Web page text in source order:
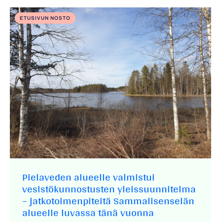
ETUSIVUN NOSTO
Pielaveden alueelle valmistui
vesistökunnostusten yleissuunnitelma
– jatkotoimenpiteitä Sammalisenselän
alueelle luvassa tänä vuonna